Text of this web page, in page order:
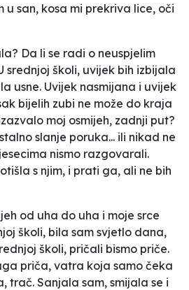
u san, kosa mi prekriva lice, oči
Da li se radi o neuspjelim
srednjoj školi, uvijek bih izbijala
usne. Uvijek nasmijana i uvijek
bijelih zubi ne može do kraja
moj osmijeh, zadnji put?
slanje poruka... ili nikad ne
nismo razgovarali.
s njim, i prati ga, ali ne bih
od uha do uha i moje srce
školi, bila sam svjetlo dana,
školi, pričali bismo priče.
priča, vatra koja samo čeka
trač. Sanjala sam, smijala se i